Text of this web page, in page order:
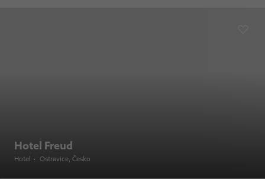
Hotel Freud
Hotel • Ostravice, Česko